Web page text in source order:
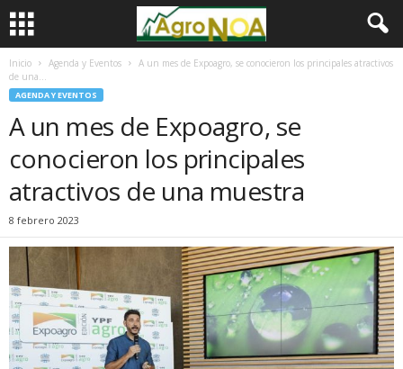
Inicio Agenda y Eventos
A un mes de Expoagro, se conocieron los principales atractivos
de una...
AGENDA Y EVENTOS
A un mes de Expoagro, se
conocieron los principales
atractivos de una muestra
8 febrero 2023